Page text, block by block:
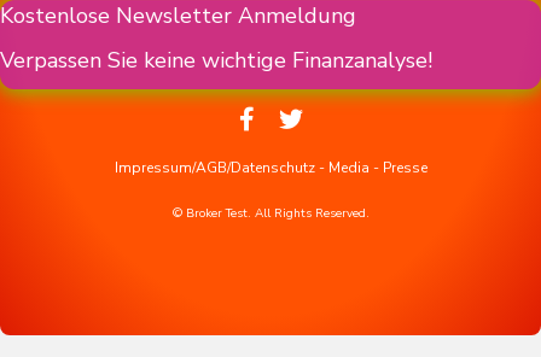
Kostenlose Newsletter Anmeldung
Verpassen Sie keine wichtige Finanzanalyse!
Impressum/AGB/Datenschutz- Media - Presse
© Broker Test. All Rights Reserved.